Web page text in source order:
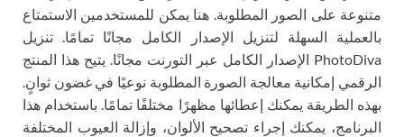
متنوعة على الصور المطلوبة. هنا يمكن للمستخدمين الاستمتاع
بالعملية السهلة لتنزيل الإصدار الكامل مجانًا تمامًا. تنزيل
PhotoDiva الإصدار الكامل عبر التورنت مجانًا. يتيح هذا المنتج
الرقمي إمكانية معالجة الصورة المطلوبة نوعيًا في غضون ثوانٍ.
بهذه الطريقة يمكنك إعطائها مظهرًا مختلفًا تمامًا. باستخدام هذا
البرنامج، يمكنك إجراء تصحيح الألوان، وإزالة العيوب المختلفة